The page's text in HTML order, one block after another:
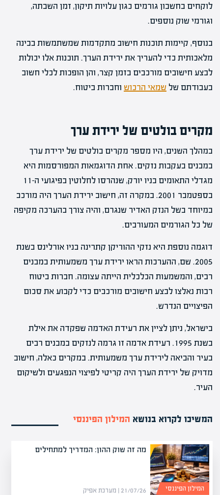
לוקחים בחשבון גורמים כגון עלויות תיקון, זמן השבתה,
וגורמי שוק נוספים.
בנוסף, קיימות תוכנות חישוב מתקדמות שמשתמשות בבינה
מלאכותית כדי להעריך את ירידת הערך. תוכנות אלו יכולות
לבצע חישובים מורכבים בזמן קצר, והן הופכות לכלי חשוב
בעבודתם של שמאי הרכוש וחברות ביטוח.
מקרים בולטים של ירידת ערך
במהלך השנים, היו מספר מקרים בולטים של ירידת ערך
במבנים בעקבות נזקים. אחת הדוגמאות המפורסמות היא
מגדלי התאומים בניו יורק, שנהרסו לחלוטין בפיגועי ה-11
בספטמבר 2001. במקרה זה, חישוב ירידת הערך היה מורכב
במיוחד בשל הנזק האדיר שנגרם, והיה צורך בהערכה מקיפה
של כל הגורמים המעורבים.
דוגמה נוספת היא נזקי ההוריקן קתרינה בניו אורלינס בשנת
2005. שם, ההערכות הראו ירידת ערך משמעותית במבנים
רבים, והמשמעות הכלכלית הייתה עצומה. חברות ביטוח
רבות נאלצו לבצע חישובים מורכבים כדי לקבוע את סכום
הפיצויים הנדרש.
בישראל, ניתן לציין את רעידת האדמה שפקדה את אילת
בשנת 1995. רעידת אדמה זו גרמה לנזקים במבנים רבים
בעיר והביאה לירידת ערך משמעותית. במקרים כאלה, חישוב
מדויק של ירידת הערך היה קריטי לפיצוי הנפגעים ולשיקום
העיר.
המשיכו לקרוא בנושא המילון הפיננסי
מה זה שוק ההון: המדריך למתחילים
21/07/26 | מערכת אפיק המילון הפיננסי